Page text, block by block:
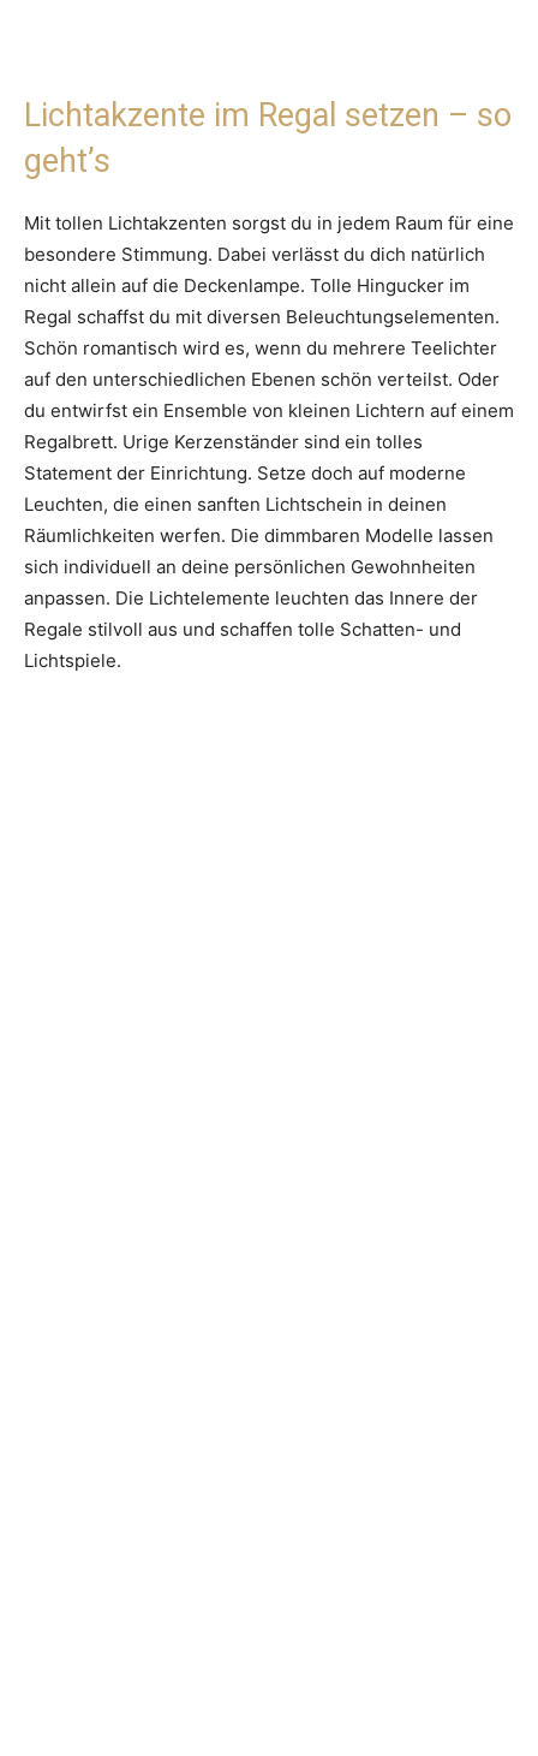
Lichtakzente im Regal setzen – so
geht’s
Mit tollen Lichtakzenten sorgst du in jedem Raum für eine
besondere Stimmung. Dabei verlässt du dich natürlich
nicht allein auf die Deckenlampe. Tolle Hingucker im
Regal schaffst du mit diversen Beleuchtungselementen.
Schön romantisch wird es, wenn du mehrere Teelichter
auf den unterschiedlichen Ebenen schön verteilst. Oder
du entwirfst ein Ensemble von kleinen Lichtern auf einem
Regalbrett. Urige Kerzenständer sind ein tolles
Statement der Einrichtung. Setze doch auf moderne
Leuchten, die einen sanften Lichtschein in deinen
Räumlichkeiten werfen. Die dimmbaren Modelle lassen
sich individuell an deine persönlichen Gewohnheiten
anpassen. Die Lichtelemente leuchten das Innere der
Regale stilvoll aus und schaffen tolle Schatten- und
Lichtspiele.